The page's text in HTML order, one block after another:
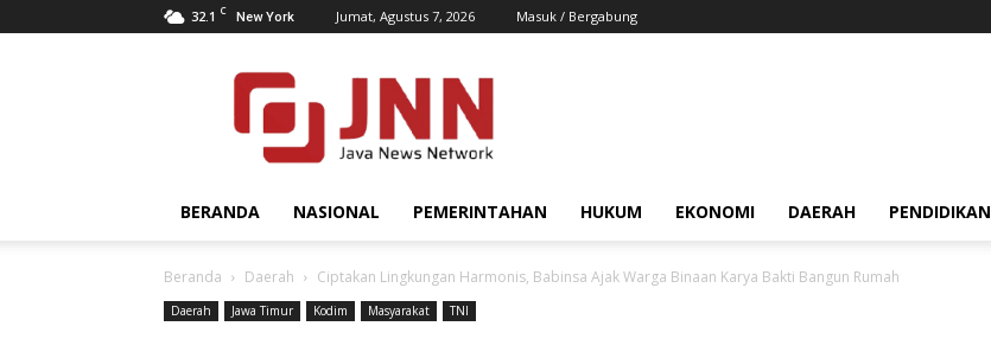
32.1 C New York Jumat, Agustus 7, 2026 Masuk / Bergabung
JNN.co.id
BERANDA NASIONAL PEMERINTAHAN HUKUM EKONOMI DAERAH PENDIDIKAN
Beranda Daerah Ciptakan Lingkungan Harmonis, Babinsa Ajak Warga Binaan Karya Bakti Bangun Rumah
Daerah Jawa Timur Kodim Masyarakat TNI